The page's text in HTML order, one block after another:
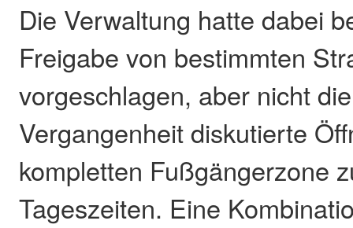
Die Verwaltung hatte dabei
Freigabe von bestimmten
vorgeschlagen, aber nicht
Vergangenheit diskutierte
kompletten Fußgängerzone
Tageszeiten. Eine